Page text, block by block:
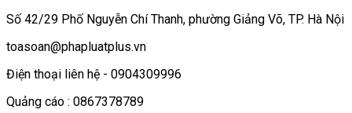
Số 42/29 Phố Nguyễn Chí Thanh, phường Giảng Võ, TP. Hà Nội
toasoan@phapluatplus.vn
Điện thoại liên hệ - 0904309996
Quảng cáo : 0867378789